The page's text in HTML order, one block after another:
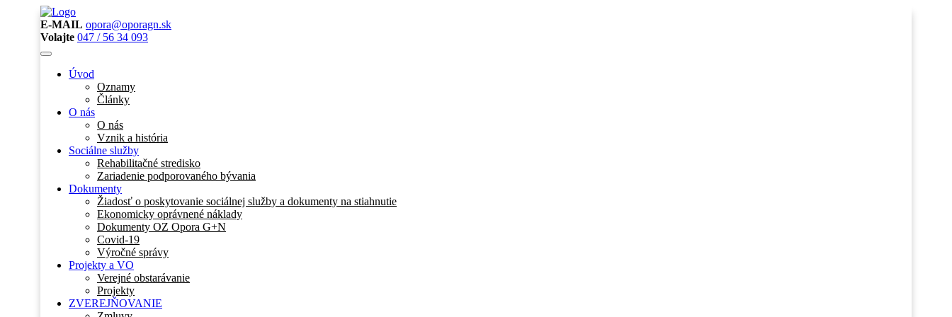
E-MAIL opora@oporagn.sk
Volajte 047 / 56 34 093
Úvod
Oznamy
Články
O nás
O nás
Vznik a história
Sociálne služby
Rehabilitačné stredisko
Zariadenie podporovaného bývania
Dokumenty
Žiadosť o poskytovanie sociálnej služby a dokumenty na stiahnutie
Ekonomicky oprávnené náklady
Dokumenty OZ Opora G+N
Covid-19
Výročné správy
Projekty a VO
Verejné obstarávanie
Projekty
ZVEREJŇOVANIE